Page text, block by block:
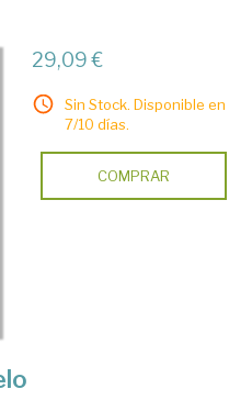
29,09 €
Sin Stock. Disponible en
7/10 días.
COMPRAR